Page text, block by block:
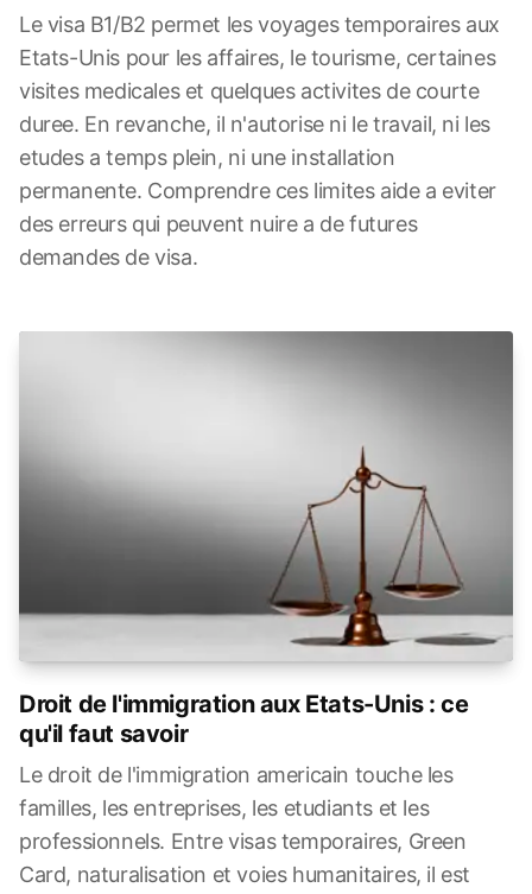
Le visa B1/B2 permet les voyages temporaires aux
Etats-Unis pour les affaires, le tourisme, certaines
visites medicales et quelques activites de courte
duree. En revanche, il n'autorise ni le travail, ni les
etudes a temps plein, ni une installation
permanente. Comprendre ces limites aide a eviter
des erreurs qui peuvent nuire a de futures
demandes de visa.
Droit de l'immigration aux Etats-Unis : ce
qu'il faut savoir
Le droit de l'immigration americain touche les
familles, les entreprises, les etudiants et les
professionnels. Entre visas temporaires, Green
Card, naturalisation et voies humanitaires, il est